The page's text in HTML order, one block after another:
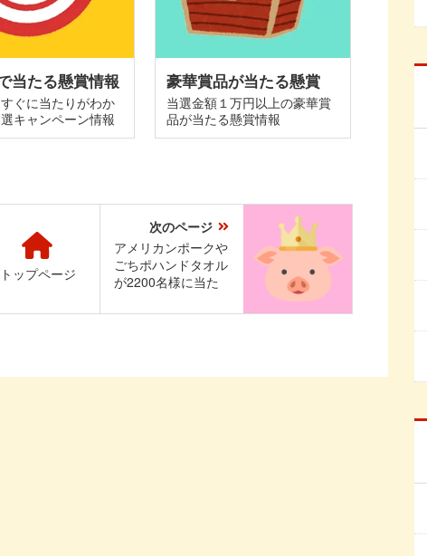
当たる懸賞情報
ぐに当たりがわか
キャンペーン情報
豪華賞品が当たる懸賞
当選金額１万円以上の豪華賞
品が当たる懸賞情報
次のページ
アメリカンポークや
ごちポハンドタオル
が2200名様に当た
りスクラッチ
トップページ